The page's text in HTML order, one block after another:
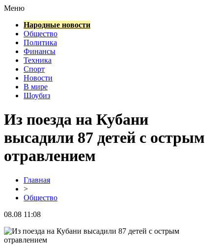
Меню
Народные новости
Общество
Политика
Финансы
Техника
Спорт
Новости
В мире
Шоубиз
Из поезда на Кубани
высадили 87 детей с острым
отравлением
Главная
>
Общество
08.08 11:08